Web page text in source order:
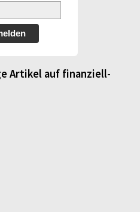
Artikel auf finanziell-